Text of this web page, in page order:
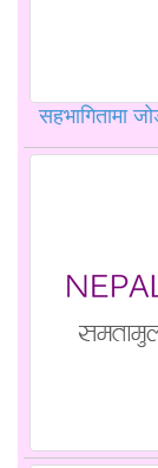
सहभागितामा